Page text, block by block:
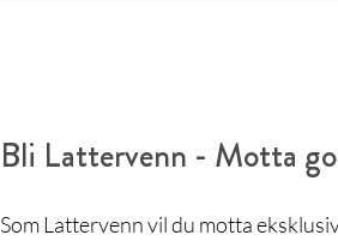
Bli Lattervenn - Motta
Som Lattervenn vil du motta